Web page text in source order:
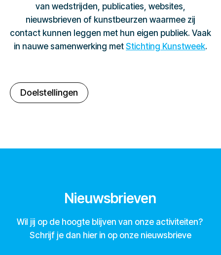
van wedstrijden, publicaties, websites,
nieuwsbrieven of kunstbeurzen waarmee zij
contact kunnen leggen met hun eigen publiek. Vaak
in nauwe samenwerking met Stichting Kunstweek.
Doelstellingen
Nieuwsbrieven
Wil jij op de hoogte blijven van onze activiteiten?
Schrijf je dan hier in op onze nieuwsbrieve